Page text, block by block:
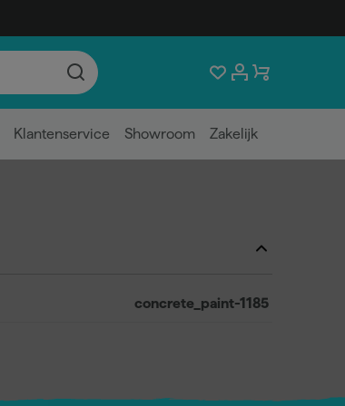
Klantenservice Showroom Zakelijk
concrete_paint-1185